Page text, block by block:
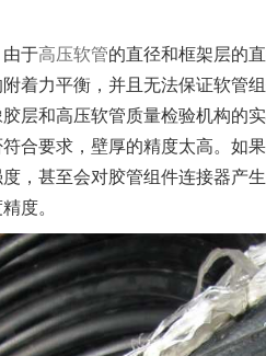
于高压软管的直径和框架层的
着力平衡，并且无法保证软管
层和高压软管质量检验机构的
合要求，壁厚的精度太高。如
，甚至会对胶管组件连接器产
度。